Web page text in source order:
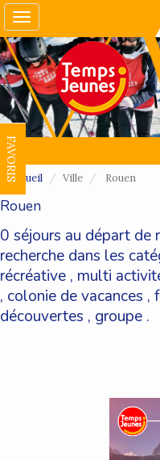
Toggle
navigation
FAVORIS
Accueil Ville Rouen
Rouen
0 séjours au départ de
recherche dans les
récréative , multi
, colonie de vacances ,
découvertes , groupe .